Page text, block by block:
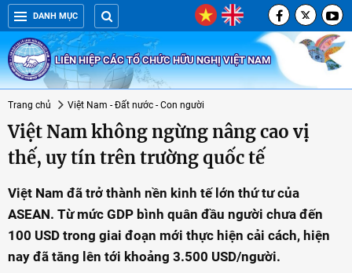
DANH MỤC
LIÊN HIỆP CÁC TỔ CHỨC HỮU NGHỊ VIỆT NAM
Trang chủ Việt Nam - Đất nước - Con người
Việt Nam không ngừng nâng cao vị
thế, uy tín trên trường quốc tế
Việt Nam đã trở thành nền kinh tế lớn thứ tư của
ASEAN. Từ mức GDP bình quân đầu người chưa đến
100 USD trong giai đoạn mới thực hiện cải cách, hiện
nay đã tăng lên tới khoảng 3.500 USD/người.